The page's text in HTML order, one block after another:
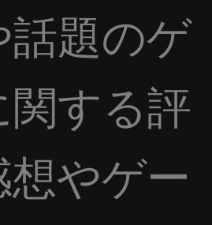
話題のゲ
関する評
想やゲー